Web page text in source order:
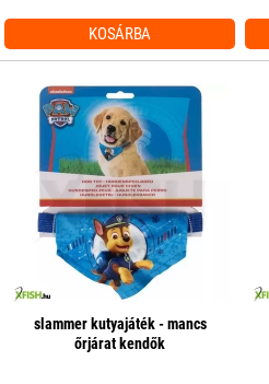
KOSÁRBA
slammer kutyajáték - mancs
őrjárat kendők